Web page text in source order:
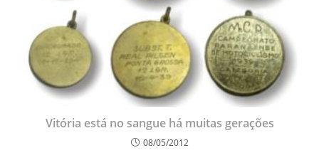
Vitória está no sangue há muitas gerações
08/05/2012